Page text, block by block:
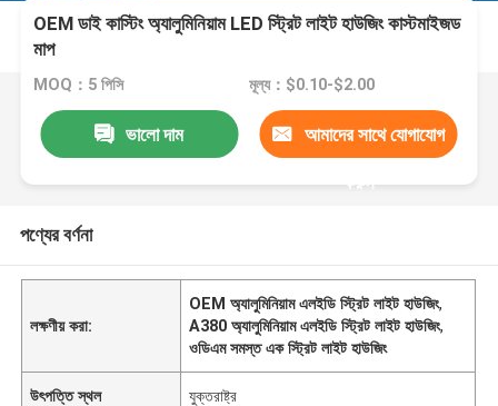
OEM ডাই কাস্টিং অ্যালুমিনিয়াম LED স্ট্রিট লাইট হাউজিং কাস্টমাইজড
মাপ
MOQ：5 পিসি মূল্য：$0.10-$2.00
ভালো দাম আমাদের সাথে যোগাযোগ
করুন
পণ্যের বর্ণনা
লক্ষণীয় করা:
OEM অ্যালুমিনিয়াম এলইডি স্ট্রিট লাইট হাউজিং,
A380 অ্যালুমিনিয়াম এলইডি স্ট্রিট লাইট হাউজিং,
ওডিএম সমস্ত এক স্ট্রিট লাইট হাউজিং
উৎপত্তি স্থল যুক্তরাষ্ট্র